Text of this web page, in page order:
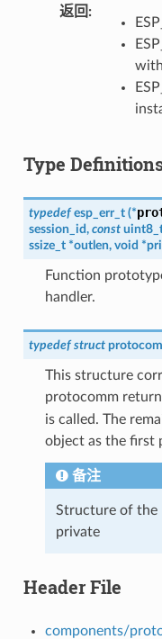
返回
Type
typedef esp_err_t (*
session_id, const
ssize_t *outlen, void *
Function
handler.
typedef struct
This structure
protocomm
is called. The
object as the first
备注
Structure of the
private
Header File
components/